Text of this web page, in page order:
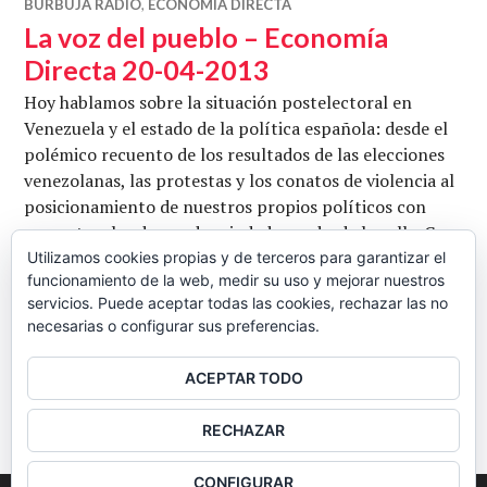
BURBUJA RADIO, ECONOMÍA DIRECTA
La voz del pueblo – Economía
Directa 20-04-2013
Hoy hablamos sobre la situación postelectoral en
Venezuela y el estado de la política española: desde el
polémico recuento de los resultados de las elecciones
venezolanas, las protestas y los conatos de violencia al
posicionamiento de nuestros propios políticos con
respecto a las demandas ciudadanas desde la calle. Con
José Luís Carretero, Chus Marcano y Antonio
Rosenthal. Conduce Juan Carlos Barba. Escuchar y/o
descargar en …Seguir leyendoLa voz del pueblo –
BARRA
LATERAL
Utilizamos cookies propias y de terceros para garantizar el
funcionamiento de la web, medir su uso y mejorar nuestros
servicios. Puede aceptar todas las cookies, rechazar las no
necesarias o configurar sus preferencias.
ACEPTAR TODO
RECHAZAR
CONFIGURAR